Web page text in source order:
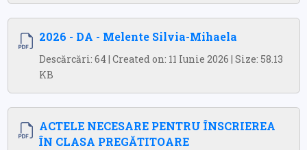
2026 - DA - Melente Silvia-Mihaela
Descărcări: 64 | Created on: 11 Iunie 2026 | Size: 58.13
KB
ACTELE NECESARE PENTRU ÎNSCRIEREA
ÎN CLASA PREGĂTITOARE